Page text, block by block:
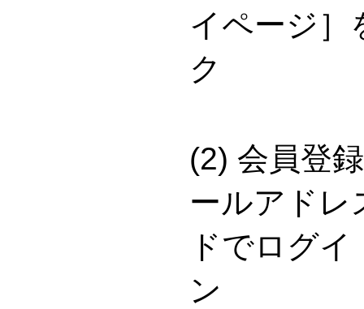
イページ］
(2) 会員登
ールアドレ
ドでログイ